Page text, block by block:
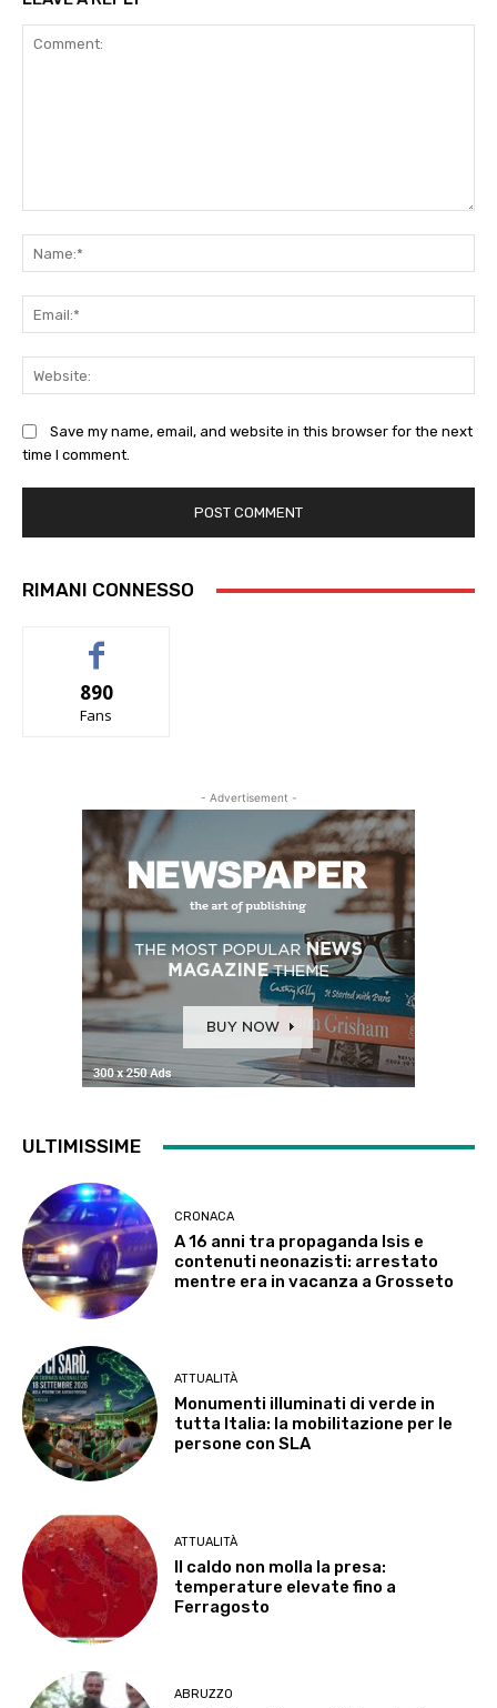
Save my name, email, and website in this browser for the next
time I comment.
RIMANI CONNESSO
890
Fans
- Advertisement -
ULTIMISSIME
CRONACA
A 16 anni tra propaganda Isis e
contenuti neonazisti: arrestato
mentre era in vacanza a Grosseto
ATTUALITÀ
Monumenti illuminati di verde in
tutta Italia: la mobilitazione per le
persone con SLA
ATTUALITÀ
Il caldo non molla la presa:
temperature elevate fino a
Ferragosto
ABRUZZO